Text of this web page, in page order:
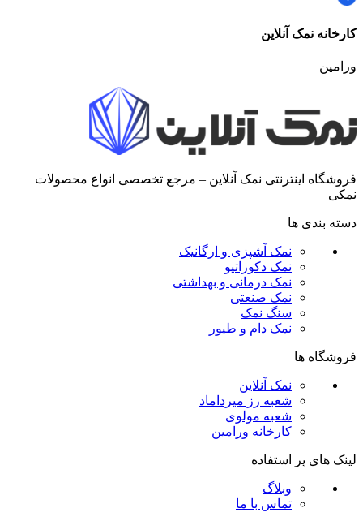
کارخانه نمک آنلاین
ورامین
فروشگاه اینترنتی نمک آنلاین – مرجع تخصصی انواع محصولات
نمکی
دسته بندی ها
نمک آشپزی و ارگانیک
نمک دکوراتیو
نمک درمانی و بهداشتی
نمک صنعتی
سنگ نمک
نمک دام و طیور
فروشگاه ها
نمک آنلاین
شعبه رز میرداماد
شعبه مولوی
کارخانه ورامین
لینک های پر استفاده
وبلاگ
تماس با ما